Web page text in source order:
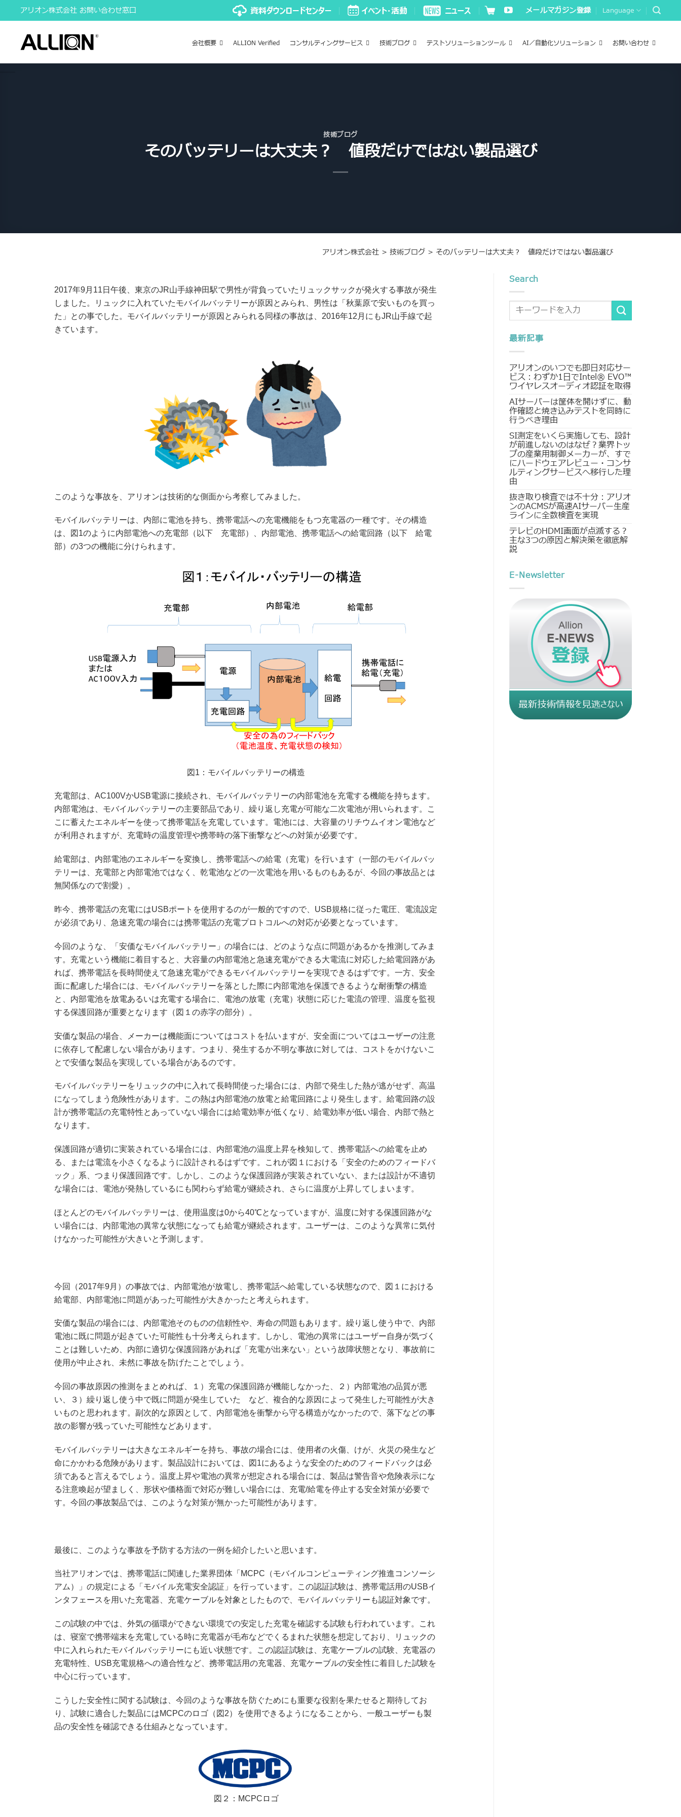
to
content
アリオン株式会社 お問い合わせ窓口 メールマガジン登録 Language
会社概要 ALLION Verified コンサルティングサービス 技術ブログ テストソリューションツール AI／自動化ソリューション お問い合わせ
技術ブログ
そのバッテリーは大丈夫？ 値段だけではない製品選び
アリオン株式会社> 技術ブログ> そのバッテリーは大丈夫？ 値段だけではない製品選び
2017年9月11日午後、東京のJR山手線神田駅で男性が背負っていたリュックサックが発火する事故が発生
しました。リュックに入れていたモバイルバッテリーが原因とみられ、男性は「秋葉原で安いものを買っ
た」との事でした。モバイルバッテリーが原因とみられる同様の事故は、2016年12月にもJR山手線で起
きています。
このような事故を、アリオンは技術的な側面から考察してみました。
モバイルバッテリーは、内部に電池を持ち、携帯電話への充電機能をもつ充電器の一種です。その構造
は、図1のように内部電池への充電部（以下 充電部）、内部電池、携帯電話への給電回路（以下 給電
部）の3つの機能に分けられます。
図1：モバイルバッテリーの構造
充電部は、AC100VかUSB電源に接続され、モバイルバッテリーの内部電池を充電する機能を持ちます。
内部電池は、モバイルバッテリーの主要部品であり、繰り返し充電が可能な二次電池が用いられます。こ
こに蓄えたエネルギーを使って携帯電話を充電しています。電池には、大容量のリチウムイオン電池など
が利用されますが、充電時の温度管理や携帯時の落下衝撃などへの対策が必要です。
給電部は、内部電池のエネルギーを変換し、携帯電話への給電（充電）を行います（一部のモバイルバッ
テリーは、充電部と内部電池ではなく、乾電池などの一次電池を用いるものもあるが、今回の事故品とは
無関係なので割愛）。
昨今、携帯電話の充電にはUSBポートを使用するのが一般的ですので、USB規格に従った電圧、電流設定
が必須であり、急速充電の場合には携帯電話の充電プロトコルへの対応が必要となっています。
今回のような、「安価なモバイルバッテリー」の場合には、どのような点に問題があるかを推測してみま
す。充電という機能に着目すると、大容量の内部電池と急速充電ができる大電流に対応した給電回路があ
れば、携帯電話を長時間使えて急速充電ができるモバイルバッテリーを実現できるはずです。一方、安全
面に配慮した場合には、モバイルバッテリーを落とした際に内部電池を保護できるような耐衝撃の構造
と、内部電池を放電あるいは充電する場合に、電池の放電（充電）状態に応じた電流の管理、温度を監視
する保護回路が重要となります（図１の赤字の部分）。
安価な製品の場合、メーカーは機能面についてはコストを払いますが、安全面についてはユーザーの注意
に依存して配慮しない場合があります。つまり、発生するか不明な事故に対しては、コストをかけないこ
とで安価な製品を実現している場合があるのです。
モバイルバッテリーをリュックの中に入れて長時間使った場合には、内部で発生した熱が逃がせず、高温
になってしまう危険性があります。この熱は内部電池の放電と給電回路により発生します。給電回路の設
計が携帯電話の充電特性とあっていない場合には給電効率が低くなり、給電効率が低い場合、内部で熱と
なります。
保護回路が適切に実装されている場合には、内部電池の温度上昇を検知して、携帯電話への給電を止め
る、または電流を小さくなるように設計されるはずです。これが図１における「安全のためのフィードバ
ック」系、つまり保護回路です。しかし、このような保護回路が実装されていない、または設計が不適切
な場合には、電池が発熱しているにも関わらず給電が継続され、さらに温度が上昇してしまいます。
ほとんどのモバイルバッテリーは、使用温度は0から40℃となっていますが、温度に対する保護回路がな
い場合には、内部電池の異常な状態になっても給電が継続されます。ユーザーは、このような異常に気付
けなかった可能性が大きいと予測します。
今回（2017年9月）の事故では、内部電池が放電し、携帯電話へ給電している状態なので、図１における
給電部、内部電池に問題があった可能性が大きかったと考えられます。
安価な製品の場合には、内部電池そのものの信頼性や、寿命の問題もあります。繰り返し使う中で、内部
電池に既に問題が起きていた可能性も十分考えられます。しかし、電池の異常にはユーザー自身が気づく
ことは難しいため、内部に適切な保護回路があれば「充電が出来ない」という故障状態となり、事故前に
使用が中止され、未然に事故を防げたことでしょう。
今回の事故原因の推測をまとめれば、１）充電の保護回路が機能しなかった、２）内部電池の品質が悪
い、３）繰り返し使う中で既に問題が発生していた など、複合的な原因によって発生した可能性が大き
いものと思われます。副次的な原因として、内部電池を衝撃から守る構造がなかったので、落下などの事
故の影響が残っていた可能性などあります。
モバイルバッテリーは大きなエネルギーを持ち、事故の場合には、使用者の火傷、けが、火災の発生など
命にかかわる危険があります。製品設計においては、図1にあるような安全のためのフィードバックは必
須であると言えるでしょう。温度上昇や電池の異常が想定される場合には、製品は警告音や危険表示にな
る注意喚起が望ましく、形状や価格面で対応が難しい場合には、充電/給電を停止する安全対策が必要で
す。今回の事故製品では、このような対策が無かった可能性があります。
最後に、このような事故を予防する方法の一例を紹介したいと思います。
当社アリオンでは、携帯電話に関連した業界団体「MCPC（モバイルコンピューティング推進コンソーシ
アム）」の規定による「モバイル充電安全認証」を行っています。この認証試験は、携帯電話用のUSBイ
ンタフェースを用いた充電器、充電ケーブルを対象としたもので、モバイルバッテリーも認証対象です。
この試験の中では、外気の循環ができない環境での安定した充電を確認する試験も行われています。これ
は、寝室で携帯端末を充電している時に充電器が毛布などでくるまれた状態を想定しており、リュックの
中に入れられたモバイルバッテリーにも近い状態です。この認証試験は、充電ケーブルの試験、充電器の
充電特性、USB充電規格への適合性など、携帯電話用の充電器、充電ケーブルの安全性に着目した試験を
中心に行っています。
こうした安全性に関する試験は、今回のような事故を防ぐためにも重要な役割を果たせると期待してお
り、試験に適合した製品にはMCPCのロゴ（図2）を使用できるようになることから、一般ユーザーも製
品の安全性を確認できる仕組みとなっています。
図２：MCPCロゴ
Search
最新記事
アリオンのいつでも即日対応サー
ビス：わずか1日でIntel® EVO™
ワイヤレスオーディオ認証を取得
AIサーバーは筐体を開けずに、動
作確認と焼き込みテストを同時に
行うべき理由
SI測定をいくら実施しても、設計
が前進しないのはなぜ？業界トッ
プの産業用制御メーカーが、すで
にハードウェアレビュー・コンサ
ルティングサービスへ移行した理
由
抜き取り検査では不十分：アリオ
ンのACMSが高速AIサーバー生産
ラインに全数検査を実現
テレビのHDMI画面が点滅する？
主な3つの原因と解決策を徹底解
説
E-Newsletter